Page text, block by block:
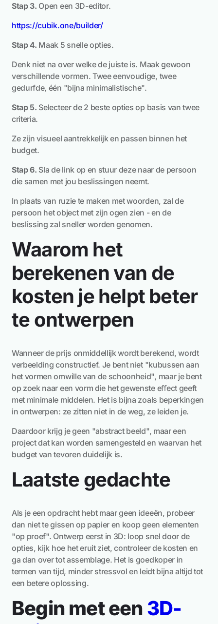
Stap 3. Open een 3D-editor.
https://cubik.one/builder/
Stap 4. Maak 5 snelle opties.
Denk niet na over welke de juiste is. Maak gewoon
verschillende vormen. Twee eenvoudige, twee
gedurfde, één "bijna minimalistische".
Stap 5. Selecteer de 2 beste opties op basis van twee
criteria.
Ze zijn visueel aantrekkelijk en passen binnen het
budget.
Stap 6. Sla de link op en stuur deze naar de persoon
die samen met jou beslissingen neemt.
In plaats van ruzie te maken met woorden, zal de
persoon het object met zijn ogen zien - en de
beslissing zal sneller worden genomen.
Waarom het
berekenen van de
kosten je helpt beter
te ontwerpen
Wanneer de prijs onmiddellijk wordt berekend, wordt
verbeelding constructief. Je bent niet "kubussen aan
het vormen omwille van de schoonheid", maar je bent
op zoek naar een vorm die het gewenste eﬀect geeft
met minimale middelen. Het is bijna zoals beperkingen
in ontwerpen: ze zitten niet in de weg, ze leiden je.
Daardoor krijg je geen "abstract beeld", maar een
project dat kan worden samengesteld en waarvan het
budget van tevoren duidelijk is.
Laatste gedachte
Als je een opdracht hebt maar geen ideeën, probeer
dan niet te gissen op papier en koop geen elementen
"op proef". Ontwerp eerst in 3D: loop snel door de
opties, kijk hoe het eruit ziet, controleer de kosten en
ga dan over tot assemblage. Het is goedkoper in
termen van tijd, minder stressvol en leidt bijna altijd tot
een betere oplossing.
Begin met een 3D-